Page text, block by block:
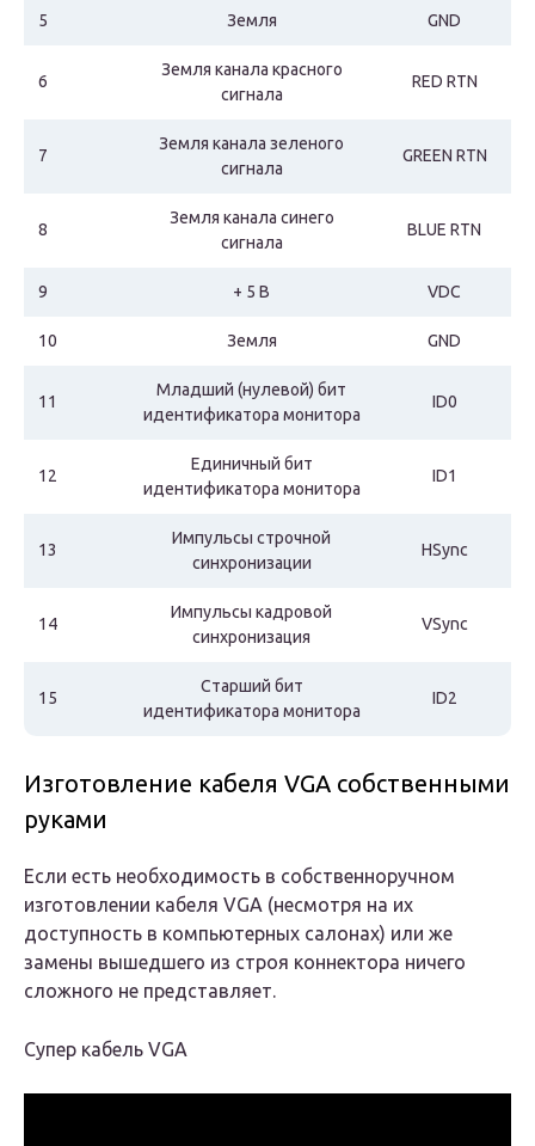
5 Земля GND
6
Земля канала красного
сигнала
RED RTN
7
Земля канала зеленого
сигнала
GREEN RTN
8
Земля канала синего
сигнала
BLUE RTN
9 + 5 B VDC
10 Земля GND
11
Младший (нулевой) бит
идентификатора монитора
ID0
12
Единичный бит
идентификатора монитора
ID1
13
Импульсы строчной
синхронизации
HSync
14
Импульсы кадровой
синхронизация
VSync
15
Старший бит
идентификатора монитора
ID2
Изготовление кабеля VGA собственными
руками
Если есть необходимость в собственноручном
изготовлении кабеля VGA (несмотря на их
доступность в компьютерных салонах) или же
замены вышедшего из строя коннектора ничего
сложного не представляет.
Супер кабель VGA